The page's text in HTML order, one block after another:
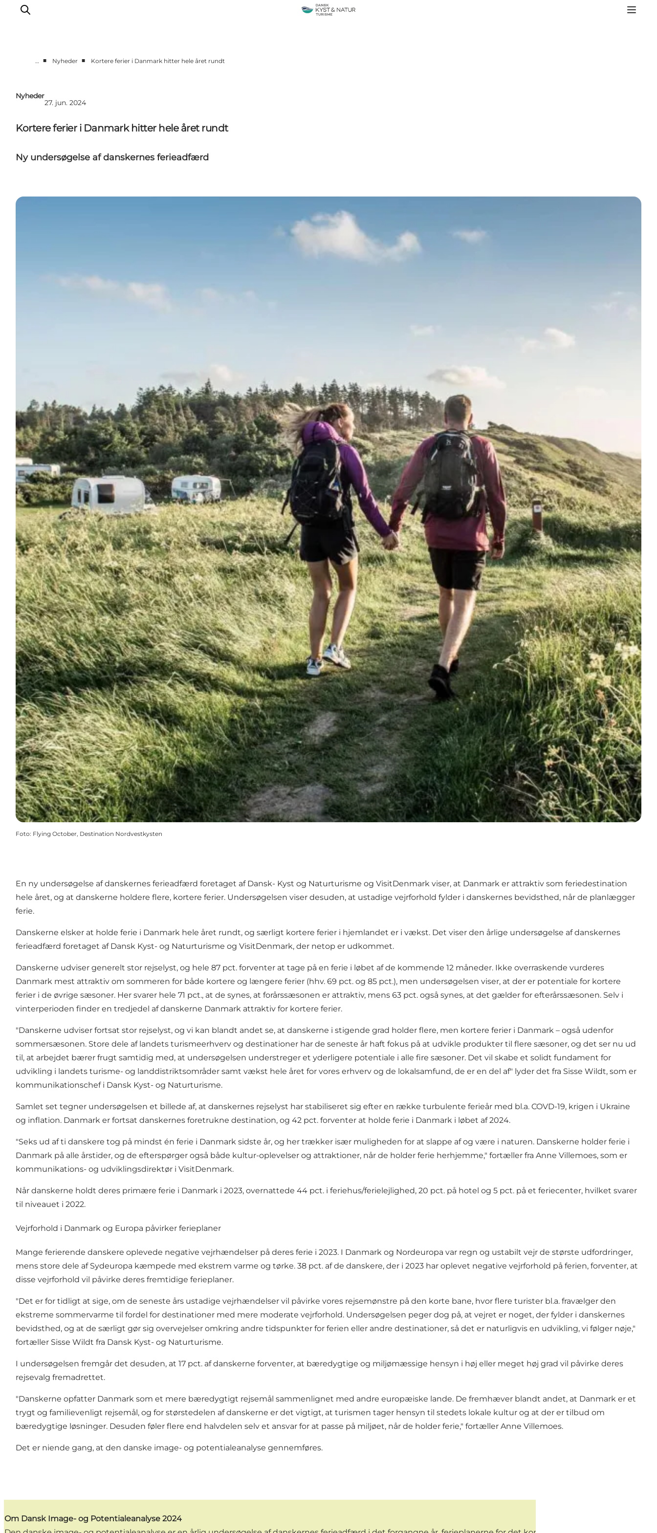
Programmer
Vidensbank
Om os
… ■ Nyheder ■ Kortere ferier i Danmark hitter hele året rundt
Nyheder
27. jun. 2024
Kortere ferier i Danmark hitter hele året rundt
Ny undersøgelse af danskernes ferieadfærd
Foto: Flying October, Destination Nordvestkysten
En ny undersøgelse af danskernes ferieadfærd foretaget af Dansk- Kyst og Naturturisme og VisitDenmark viser, at Danmark er attraktiv som feriedestination
hele året, og at danskerne holdere flere, kortere ferier. Undersøgelsen viser desuden, at ustadige vejrforhold fylder i danskernes bevidsthed, når de planlægger
ferie.
Danskerne elsker at holde ferie i Danmark hele året rundt, og særligt kortere ferier i hjemlandet er i vækst. Det viser den årlige undersøgelse af danskernes
ferieadfærd foretaget af Dansk Kyst- og Naturturisme og VisitDenmark, der netop er udkommet.
Danskerne udviser generelt stor rejselyst, og hele 87 pct. forventer at tage på en ferie i løbet af de kommende 12 måneder. Ikke overraskende vurderes
Danmark mest attraktiv om sommeren for både kortere og længere ferier (hhv. 69 pct. og 85 pct.), men undersøgelsen viser, at der er potentiale for kortere
ferier i de øvrige sæsoner. Her svarer hele 71 pct., at de synes, at forårssæsonen er attraktiv, mens 63 pct. også synes, at det gælder for efterårssæsonen. Selv i
vinterperioden finder en tredjedel af danskerne Danmark attraktiv for kortere ferier.
"Danskerne udviser fortsat stor rejselyst, og vi kan blandt andet se, at danskerne i stigende grad holder flere, men kortere ferier i Danmark – også udenfor
sommersæsonen. Store dele af landets turismeerhverv og destinationer har de seneste år haft fokus på at udvikle produkter til flere sæsoner, og det ser nu ud
til, at arbejdet bærer frugt samtidig med, at undersøgelsen understreger et yderligere potentiale i alle fire sæsoner. Det vil skabe et solidt fundament for
udvikling i landets turisme- og landdistriktsområder samt vækst hele året for vores erhverv og de lokalsamfund, de er en del af" lyder det fra Sisse Wildt, som er
kommunikationschef i Dansk Kyst- og Naturturisme.
Samlet set tegner undersøgelsen et billede af, at danskernes rejselyst har stabiliseret sig efter en række turbulente ferieår med bl.a. COVD-19, krigen i Ukraine
og inflation. Danmark er fortsat danskernes foretrukne destination, og 42 pct. forventer at holde ferie i Danmark i løbet af 2024.
"Seks ud af ti danskere tog på mindst én ferie i Danmark sidste år, og her trækker især muligheden for at slappe af og være i naturen. Danskerne holder ferie i
Danmark på alle årstider, og de efterspørger også både kultur-oplevelser og attraktioner, når de holder ferie herhjemme," fortæller fra Anne Villemoes, som er
kommunikations- og udviklingsdirektør i VisitDenmark.
Når danskerne holdt deres primære ferie i Danmark i 2023, overnattede 44 pct. i feriehus/ferielejlighed, 20 pct. på hotel og 5 pct. på et feriecenter, hvilket svarer
til niveauet i 2022.
Vejrforhold i Danmark og Europa påvirker ferieplaner
Mange ferierende danskere oplevede negative vejrhændelser på deres ferie i 2023. I Danmark og Nordeuropa var regn og ustabilt vejr de største udfordringer,
mens store dele af Sydeuropa kæmpede med ekstrem varme og tørke. 38 pct. af de danskere, der i 2023 har oplevet negative vejrforhold på ferien, forventer, at
disse vejrforhold vil påvirke deres fremtidige ferieplaner.
"Det er for tidligt at sige, om de seneste års ustadige vejrhændelser vil påvirke vores rejsemønstre på den korte bane, hvor flere turister bl.a. fravælger den
ekstreme sommervarme til fordel for destinationer med mere moderate vejrforhold. Undersøgelsen peger dog på, at vejret er noget, der fylder i danskernes
bevidsthed, og at de særligt gør sig overvejelser omkring andre tidspunkter for ferien eller andre destinationer, så det er naturligvis en udvikling, vi følger nøje,"
fortæller Sisse Wildt fra Dansk Kyst- og Naturturisme.
I undersøgelsen fremgår det desuden, at 17 pct. af danskerne forventer, at bæredygtige og miljømæssige hensyn i høj eller meget høj grad vil påvirke deres
rejsevalg fremadrettet.
"Danskerne opfatter Danmark som et mere bæredygtigt rejsemål sammenlignet med andre europæiske lande. De fremhæver blandt andet, at Danmark er et
trygt og familievenligt rejsemål, og for størstedelen af danskerne er det vigtigt, at turismen tager hensyn til stedets lokale kultur og at der er tilbud om
bæredygtige løsninger. Desuden føler flere end halvdelen selv et ansvar for at passe på miljøet, når de holder ferie," fortæller Anne Villemoes.
Det er niende gang, at den danske image- og potentialeanalyse gennemføres.
Om Dansk Image- og Potentialeanalyse 2024